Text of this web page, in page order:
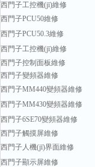
西門子工控機(jī)維修
西門子PCU50維修
西門子PCU50.3維修
西門子工控機(jī)維修
西門子控制面板維修
西門子變頻器維修
西門子MM440變頻器維修
西門子MM430變頻器維修
西門子6SE70變頻器維修
西門子觸摸屏維修
西門子人機(jī)界面維修
西門子顯示屏維修